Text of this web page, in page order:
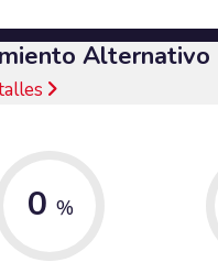
Alternativo
0 %